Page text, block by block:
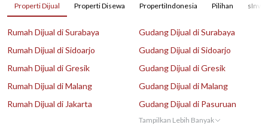
Properti Dijual Properti Disewa PropertiIndonesia Pilihan
Rumah Dijual di Surabaya
Rumah Dijual di Sidoarjo
Rumah Dijual di Gresik
Rumah Dijual di Malang
Rumah Dijual di Jakarta
Gudang Dijual di Surabaya
Gudang Dijual di Sidoarjo
Gudang Dijual di Gresik
Gudang Dijual di Malang
Gudang Dijual di Pasuruan
Tampilkan Lebih Banyak